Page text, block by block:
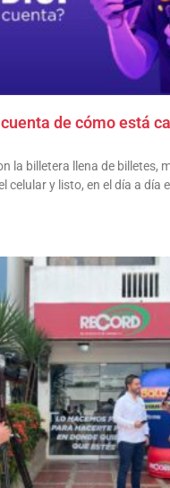
de cómo está
la billetera llena de billetes,
celular y listo, en el día a día